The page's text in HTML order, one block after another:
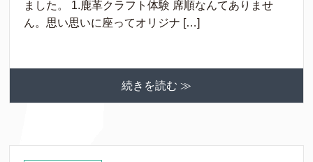
ました。 1.鹿革クラフト体験 席順なんてありませ
ん。思い思いに座ってオリジナ […]
続きを読む ≫